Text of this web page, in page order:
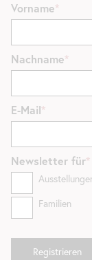
Vorname
Nachname
E-Mail
Newsletter für
Familien